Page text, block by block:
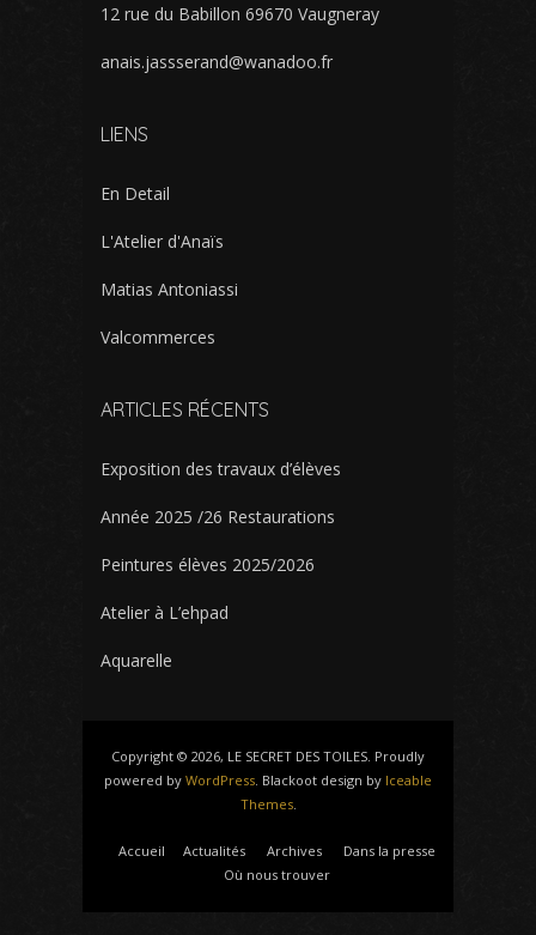
12 rue du Babillon 69670 Vaugneray
anais.jassserand@wanadoo.fr
LIENS
En Detail
L'Atelier d'Anaïs
Matias Antoniassi
Valcommerces
ARTICLES RÉCENTS
Exposition des travaux d’élèves
Année 2025 /26 Restaurations
Peintures élèves 2025/2026
Atelier à L’ehpad
Aquarelle
Copyright © 2026, LE SECRET DES TOILES. Proudly
powered by WordPress . Blackoot design by Iceable
Themes.
Accueil Actualités Archives
Dans la presse
Où nous trouver